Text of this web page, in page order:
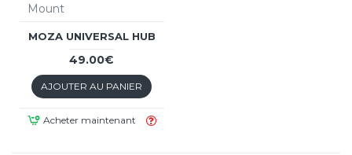
Mount
MOZA UNIVERSAL HUB
49.00€
AJOUTER AU PANIER
Acheter maintenant